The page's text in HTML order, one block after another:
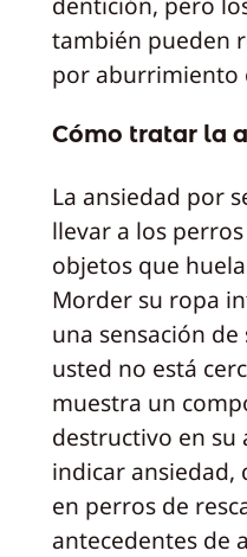
también pueden
por aburrimiento
Cómo tratar la
La ansiedad por
llevar a los
objetos que
Morder su ropa
una sensación
usted no está
muestra un
destructivo en su
indicar ansiedad,
en perros de
antecedentes de